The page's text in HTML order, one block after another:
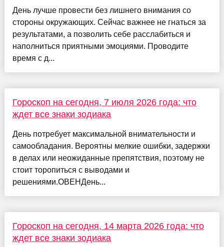
День лучше провести без лишнего внимания со
стороны окружающих. Сейчас важнее не гнаться за
результатами, а позволить себе расслабиться и
наполниться приятными эмоциями. Проводите
время с д...
Гороскоп на сегодня, 7 июля 2026 года: что
ждет все знаки зодиака
День потребует максимальной внимательности и
самообладания. Вероятны мелкие ошибки, задержки
в делах или неожиданные препятствия, поэтому не
стоит торопиться с выводами и
решениями.ОВЕНДень...
Гороскоп на сегодня, 14 марта 2026 года: что
ждет все знаки зодиака